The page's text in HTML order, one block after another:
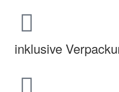
inklusive